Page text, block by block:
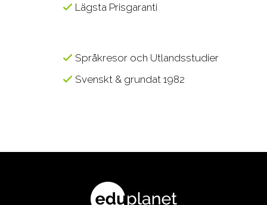
Lägsta Prisgaranti
Språkresor och Utlandsstudier
Svenskt & grundat 1982